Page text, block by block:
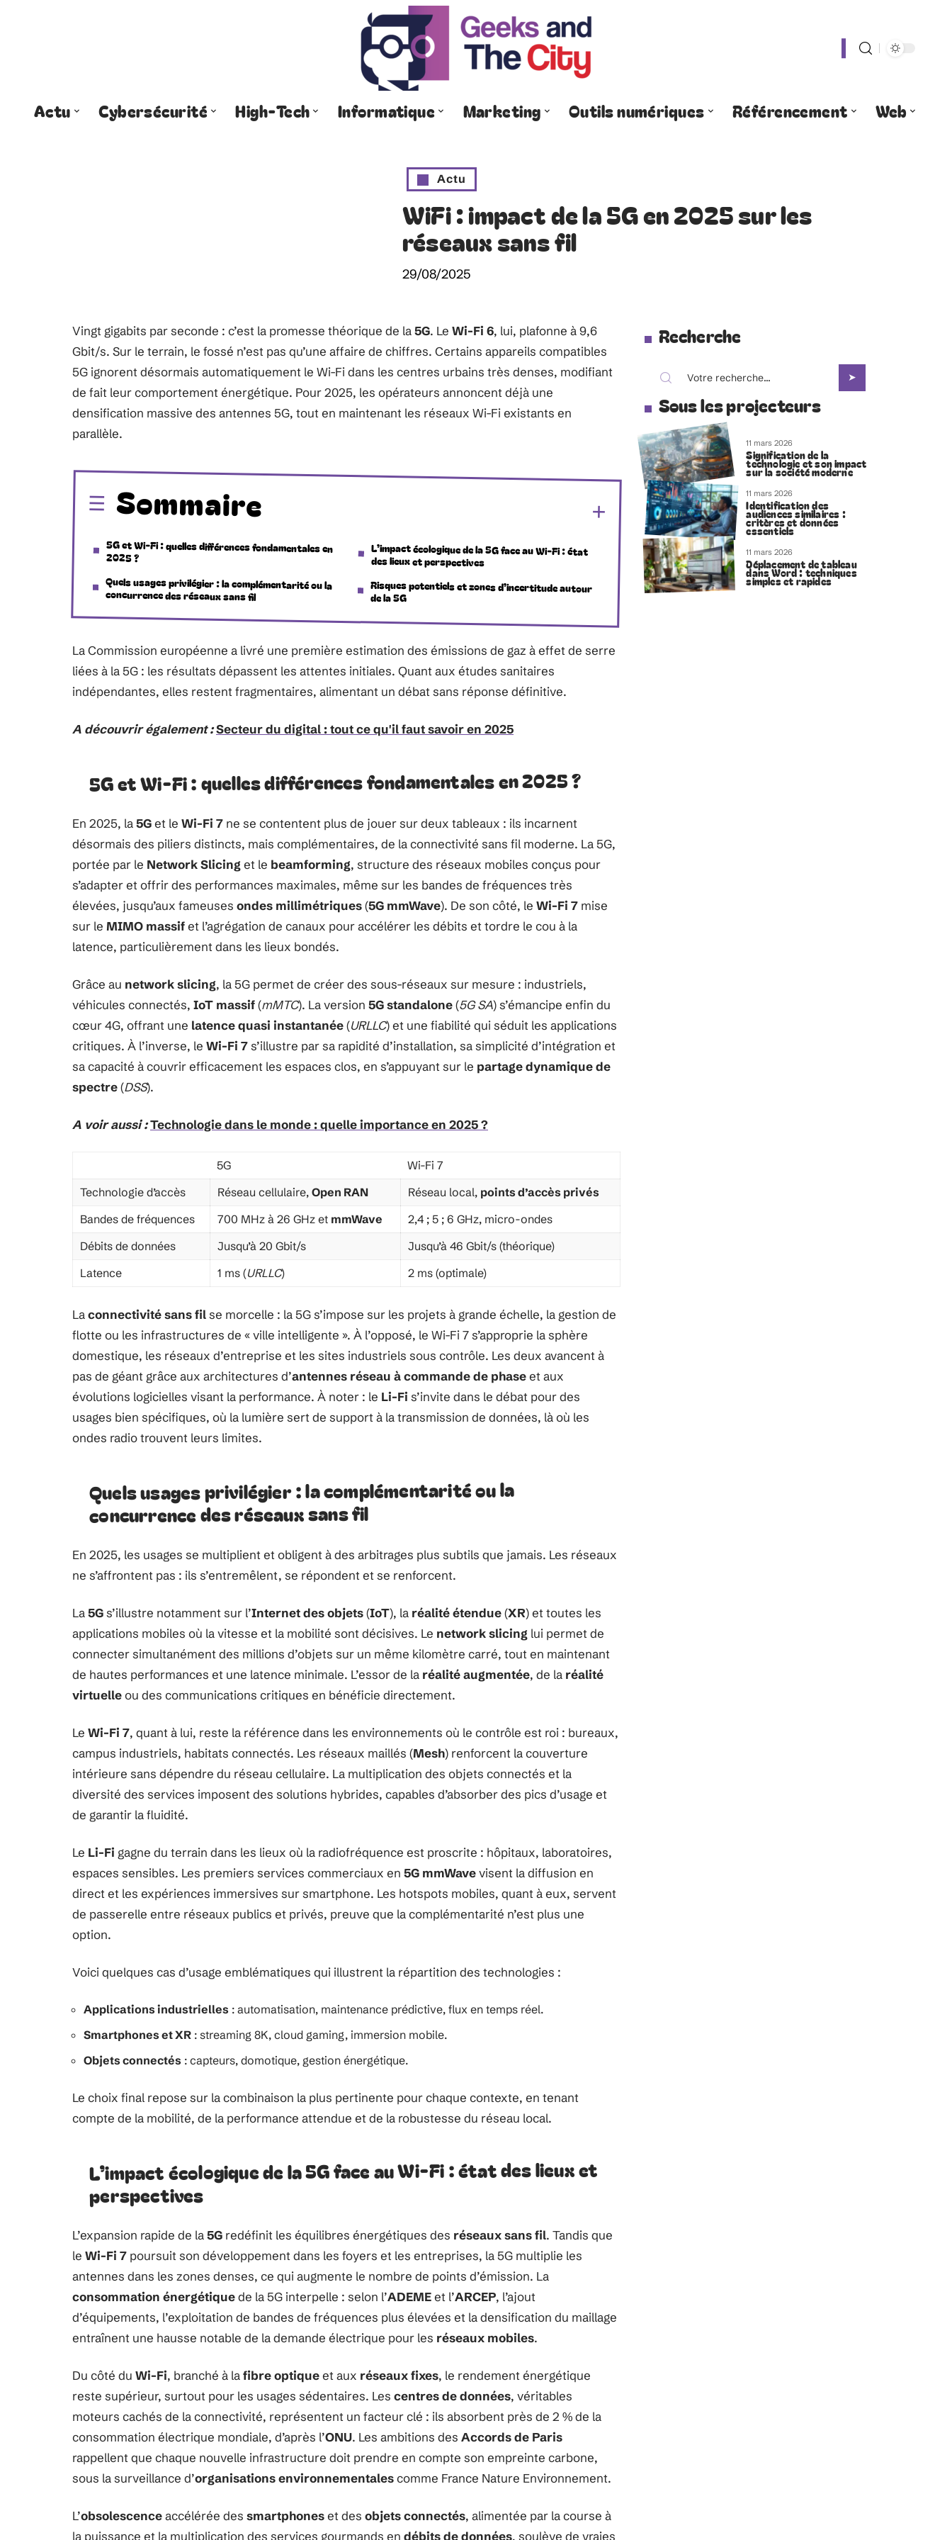
Actu Cybersécurité High-Tech Informatique Marketing Outils numériques Référencement Web
Actu
WiFi : impact de la 5G en 2025 sur les
réseaux sans fil
29/08/2025
Vingt gigabits par seconde : c’est la promesse théorique de la5G. Le Wi-Fi 6, lui, plafonne à 9,6
Gbit/s. Sur le terrain, le fossé n’est pas qu’une affaire de chiffres. Certains appareils compatibles
5G ignorent désormais automatiquement le Wi-Fi dans les centres urbains très denses, modifiant
de fait leur comportement énergétique. Pour 2025, les opérateurs annoncent déjà une
densification massive des antennes 5G, tout en maintenant les réseaux Wi-Fi existants en
parallèle.
Sommaire
5G et Wi-Fi : quelles différences fondamentales en
2025 ?
Quels usages privilégier : la complémentarité ou la
concurrence des réseaux sans fil
L’impact écologique de la 5G face au Wi-Fi : état
des lieux et perspectives
Risques potentiels et zones d’incertitude autour
de la 5G
La Commission européenne a livré une première estimation des émissions de gaz à effet de serre
liées à la 5G : les résultats dépassent les attentes initiales. Quant aux études sanitaires
indépendantes, elles restent fragmentaires, alimentant un débat sans réponse définitive.
A découvrir également :Secteur du digital : tout ce qu'il faut savoir en 2025
5G et Wi-Fi : quelles différences fondamentales en 2025 ?
En 2025, la5Get le Wi-Fi 7 ne se contentent plus de jouer sur deux tableaux : ils incarnent
désormais des piliers distincts, mais complémentaires, de la connectivité sans fil moderne. La 5G,
portée par le Network Slicing et le beamforming, structure des réseaux mobiles conçus pour
s’adapter et offrir des performances maximales, même sur les bandes de fréquences très
élevées, jusqu’aux fameuses ondes millimétriques(5G mmWave). De son côté, le Wi-Fi 7 mise
sur le MIMO massifet l’agrégation de canaux pour accélérer les débits et tordre le cou à la
latence, particulièrement dans les lieux bondés.
Grâce au network slicing, la 5G permet de créer des sous-réseaux sur mesure : industriels,
véhicules connectés, IoT massif(mMTC). La version 5G standalone(5G SA) s’émancipe enfin du
cœur 4G, offrant une latence quasi instantanée(URLLC) et une fiabilité qui séduit les applications
critiques. À l’inverse, le Wi-Fi 7s’illustre par sa rapidité d’installation, sa simplicité d’intégration et
sa capacité à couvrir efficacement les espaces clos, en s’appuyant sur le partage dynamique de
spectre(DSS).
A voir aussi :Technologie dans le monde : quelle importance en 2025 ?
5G
Wi-Fi 7
Technologie d’accès
Réseau cellulaire, Open RAN Réseau local, points d’accès privés
Bandes de fréquences
700 MHz à 26 GHz et mmWave
2,4 ; 5 ; 6 GHz, micro-ondes
Débits de données
Jusqu’à 20 Gbit/s
Jusqu’à 46 Gbit/s (théorique)
Latence
1 ms (URLLC) 2 ms (optimale)
Laconnectivité sans filse morcelle : la 5G s’impose sur les projets à grande échelle, la gestion de
flotte ou les infrastructures de « ville intelligente ». À l’opposé, le Wi-Fi 7 s’approprie la sphère
domestique, les réseaux d’entreprise et les sites industriels sous contrôle. Les deux avancent à
pas de géant grâce aux architectures d’antennes réseau à commande de phaseet aux
évolutions logicielles visant la performance. À noter : le Li-Fi s’invite dans le débat pour des
usages bien spécifiques, où la lumière sert de support à la transmission de données, là où les
ondes radio trouvent leurs limites.
Quels usages privilégier : la complémentarité ou la
concurrence des réseaux sans fil
En 2025, les usages se multiplient et obligent à des arbitrages plus subtils que jamais. Les réseaux
ne s’affrontent pas : ils s’entremêlent, se répondent et se renforcent.
La5Gs’illustre notamment sur l’Internet des objets(IoT), la réalité étendue(XR) et toutes les
applications mobiles où la vitesse et la mobilité sont décisives. Le network slicing lui permet de
connecter simultanément des millions d’objets sur un même kilomètre carré, tout en maintenant
de hautes performances et une latence minimale. L’essor de la réalité augmentée, de la réalité
virtuelleou des communications critiques en bénéficie directement.
Le Wi-Fi 7, quant à lui, reste la référence dans les environnements où le contrôle est roi : bureaux,
campus industriels, habitats connectés. Les réseaux maillés (Mesh) renforcent la couverture
intérieure sans dépendre du réseau cellulaire. La multiplication des objets connectés et la
diversité des services imposent des solutions hybrides, capables d’absorber des pics d’usage et
de garantir la fluidité.
Le Li-Fi gagne du terrain dans les lieux où la radiofréquence est proscrite : hôpitaux, laboratoires,
espaces sensibles. Les premiers services commerciaux en 5G mmWavevisent la diffusion en
direct et les expériences immersives sur smartphone. Les hotspots mobiles, quant à eux, servent
de passerelle entre réseaux publics et privés, preuve que la complémentarité n’est plus une
option.
Voici quelques cas d’usage emblématiques qui illustrent la répartition des technologies :
Applications industrielles : automatisation, maintenance prédictive, flux en temps réel.
Smartphones et XR : streaming 8K, cloud gaming, immersion mobile.
Objets connectés : capteurs, domotique, gestion énergétique.
Le choix final repose sur la combinaison la plus pertinente pour chaque contexte, en tenant
compte de la mobilité, de la performance attendue et de la robustesse du réseau local.
L’impact écologique de la 5G face au Wi-Fi : état des lieux et
perspectives
L’expansion rapide de la5G redéfinit les équilibres énergétiques des réseaux sans fil. Tandis que
le Wi-Fi 7 poursuit son développement dans les foyers et les entreprises, la 5G multiplie les
antennes dans les zones denses, ce qui augmente le nombre de points d’émission. La
consommation énergétiquede la 5G interpelle : selon l’ADEMEet l’ARCEP, l’ajout
d’équipements, l’exploitation de bandes de fréquences plus élevées et la densification du maillage
entraînent une hausse notable de la demande électrique pour les réseaux mobiles.
Du côté du Wi-Fi, branché à lafibre optiqueet aux réseaux fixes, le rendement énergétique
reste supérieur, surtout pour les usages sédentaires. Les centres de données, véritables
moteurs cachés de la connectivité, représentent un facteur clé : ils absorbent près de 2 % de la
consommation électrique mondiale, d’après l’ONU. Les ambitions des Accords de Paris
rappellent que chaque nouvelle infrastructure doit prendre en compte son empreinte carbone,
sous la surveillance d’organisations environnementalescomme France Nature Environnement.
L’obsolescenceaccélérée des smartphoneset des objets connectés, alimentée par la course à
la puissance et la multiplication des services gourmands en débits de données, soulève de vraies
Recherche
Sous les projecteurs
11 mars 2026
Signification de la
technologie et son impact
sur la société moderne
11 mars 2026
Identification des
audiences similaires :
critères et données
essentiels
11 mars 2026
Déplacement de tableau
dans Word : techniques
simples et rapides